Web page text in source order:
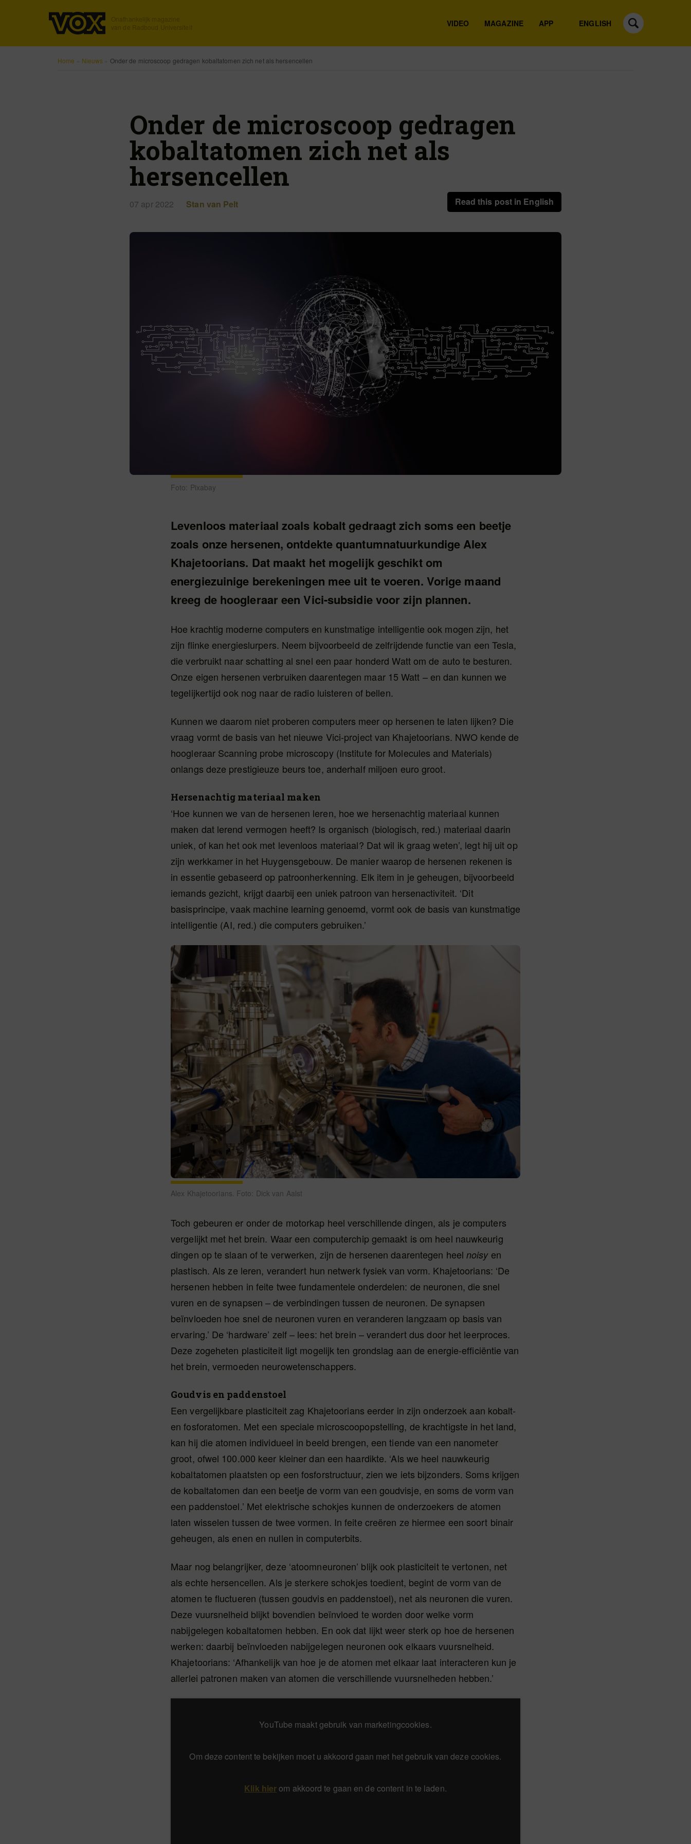
ENGLISH
VIDEO MAGAZINE APP
Home Nieuws Onder de microscoop gedragen kobaltatomen zich net als hersencellen
Onder de microscoop gedragen
kobaltatomen zich net als
hersencellen
07 apr 2022 Stan van Pelt Read this post in English
Foto: Pixabay
Levenloos materiaal zoals kobalt gedraagt zich soms een beetje
zoals onze hersenen, ontdekte quantumnatuurkundige Alex
Khajetoorians. Dat maakt het mogelijk geschikt om
energiezuinige berekeningen mee uit te voeren. Vorige maand
kreeg de hoogleraar een Vici-subsidie voor zijn plannen.
Hoe krachtig moderne computers en kunstmatige intelligentie ook mogen zijn, het
zijn flinke energieslurpers. Neem bijvoorbeeld de zelfrijdende functie van een Tesla,
die verbruikt naar schatting al snel een paar honderd Watt om de auto te besturen.
Onze eigen hersenen verbruiken daarentegen maar 15 Watt – en dan kunnen we
tegelijkertijd ook nog naar de radio luisteren of bellen.
Kunnen we daarom niet proberen computers meer op hersenen te laten lijken? Die
vraag vormt de basis van het nieuwe Vici-project van Khajetoorians. NWO kende de
hoogleraar Scanning probe microscopy (Institute for Molecules and Materials)
onlangs deze prestigieuze beurs toe, anderhalf miljoen euro groot.
Hersenachtig materiaal maken
‘Hoe kunnen we van de hersenen leren, hoe we hersenachtig materiaal kunnen
maken dat lerend vermogen heeft? Is organisch (biologisch, red.) materiaal daarin
uniek, of kan het ook met levenloos materiaal? Dat wil ik graag weten’, legt hij uit op
zijn werkkamer in het Huygensgebouw. De manier waarop de hersenen rekenen is
in essentie gebaseerd op patroonherkenning. Elk item in je geheugen, bijvoorbeeld
iemands gezicht, krijgt daarbij een uniek patroon van hersenactiviteit. ‘Dit
basisprincipe, vaak machine learning genoemd, vormt ook de basis van kunstmatige
intelligentie (AI, red.) die computers gebruiken.’
Alex Khajetoorians. Foto: Dick van Aalst
Toch gebeuren er onder de motorkap heel verschillende dingen, als je computers
vergelijkt met het brein. Waar een computerchip gemaakt is om heel nauwkeurig
dingen op te slaan of te verwerken, zijn de hersenen daarentegen heelnoisyen
plastisch. Als ze leren, verandert hun netwerk fysiek van vorm. Khajetoorians: ‘De
hersenen hebben in feite twee fundamentele onderdelen: de neuronen, die snel
vuren en de synapsen – de verbindingen tussen de neuronen. De synapsen
beïnvloeden hoe snel de neuronen vuren en veranderen langzaam op basis van
ervaring.’ De ‘hardware’ zelf – lees: het brein – verandert dus door het leerproces.
Deze zogeheten plasticiteit ligt mogelijk ten grondslag aan de energie-efficiëntie van
het brein, vermoeden neurowetenschappers.
Goudvis en paddenstoel
Een vergelijkbare plasticiteit zag Khajetoorians eerder in zijn onderzoek aan kobalt-
en fosforatomen. Met een speciale microscoopopstelling, de krachtigste in het land,
kan hij die atomen individueel in beeld brengen, een tiende van een nanometer
groot, ofwel 100.000 keer kleiner dan een haardikte. ‘Als we heel nauwkeurig
kobaltatomen plaatsten op een fosforstructuur, zien we iets bijzonders. Soms krijgen
de kobaltatomen dan een beetje de vorm van een goudvisje, en soms de vorm van
een paddenstoel.’ Met elektrische schokjes kunnen de onderzoekers de atomen
laten wisselen tussen de twee vormen. In feite creëren ze hiermee een soort binair
geheugen, als enen en nullen in computerbits.
Maar nog belangrijker, deze ‘atoomneuronen’ blijk ook plasticiteit te vertonen, net
als echte hersencellen. Als je sterkere schokjes toedient, begint de vorm van de
atomen te fluctueren (tussen goudvis en paddenstoel), net als neuronen die vuren.
Deze vuursnelheid blijkt bovendien beïnvloed te worden door welke vorm
nabijgelegen kobaltatomen hebben. En ook dat lijkt weer sterk op hoe de hersenen
werken: daarbij beïnvloeden nabijgelegen neuronen ook elkaars vuursnelheid.
Khajetoorians: ‘Afhankelijk van hoe je de atomen met elkaar laat interacteren kun je
allerlei patronen maken van atomen die verschillende vuursnelheden hebben.’
YouTube maakt gebruik van marketingcookies.
Om deze content te bekijken moet u akkoord gaan met het gebruik van deze cookies.
Klik hierom akkoord te gaan en de content in te laden.